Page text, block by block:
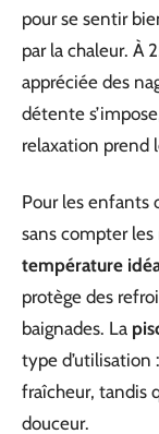
pour se sentir
par la chaleur. À
appréciée des
détente
relaxation prend
Pour les enfants
sans compter
température
protège des
baignades. La
type
fraîcheur, tandis
douceur.